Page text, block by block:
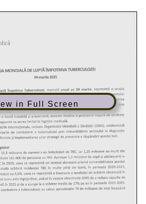
in Full Screen